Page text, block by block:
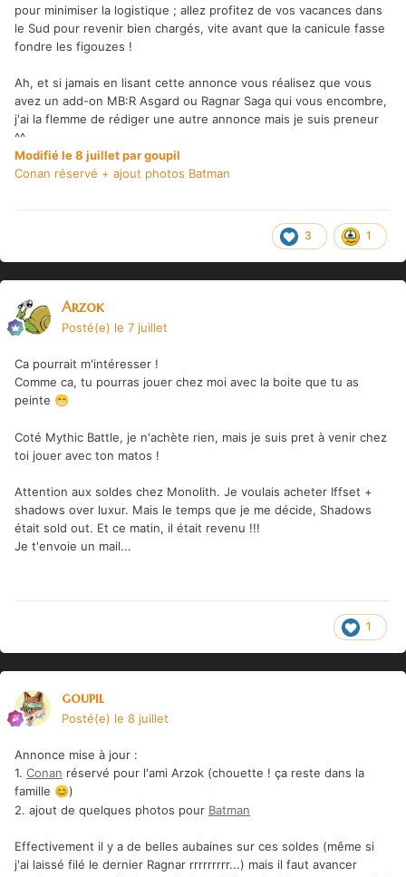
pour minimiser la logistique ; allez profitez de vos vacances dans
le Sud pour revenir bien chargés, vite avant que la canicule fasse
fondre les figouzes !
Ah, et si jamais en lisant cette annonce vous réalisez que vous
avez un add-on MB:R Asgard ou Ragnar Saga qui vous encombre,
j'ai la flemme de rédiger une autre annonce mais je suis preneur
^^
Modifiéle 8 juilletpar goupil
Conan réservé + ajout photos Batman
3 1
Arzok
Posté(e) le 7 juillet
Ca pourrait m'intéresser !
Comme ca, tu pourras jouer chez moi avec la boite que tu as
peinte 😁
Coté Mythic Battle, je n'achète rien, mais je suis pret à venir chez
toi jouer avec ton matos !
Attention aux soldes chez Monolith. Je voulais acheter Iffset +
shadows over luxur. Mais le temps que je me décide, Shadows
était sold out. Et ce matin, il était revenu !!!
Je t'envoie un mail...
1
goupil
Posté(e) le 8 juillet
Annonce mise à jour :
1. Conan réservé pour l'ami Arzok (chouette ! ça reste dans la
famille 😊)
2. ajout de quelques photos pour Batman
Effectivement il y a de belles aubaines sur ces soldes (même si
j'ai laissé filé le dernier Ragnar rrrrrrrrr...) mais il faut avancer